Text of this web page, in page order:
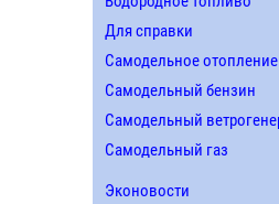
Для справки
Самодельное отопление
Самодельный бензин
Самодельный
Самодельный газ
Эконовости